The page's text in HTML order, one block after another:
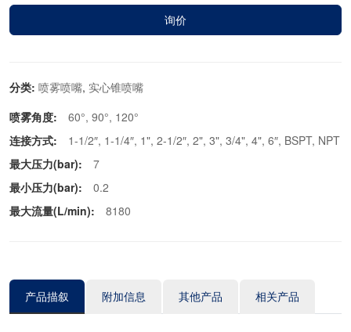
询价
分类: 喷雾喷嘴, 实心锥喷嘴
喷雾角度:
60°, 90°, 120°
连接方式:
1-1/2″, 1-1/4″, 1", 2-1/2″, 2", 3", 3/4", 4", 6″, BSPT, NPT
最大压力(bar):
7
最小压力(bar):
0.2
最大流量(L/min):
8180
产品描叙 附加信息 其他产品 相关产品